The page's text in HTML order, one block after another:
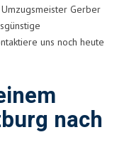
Gerber
uns noch heute
nach